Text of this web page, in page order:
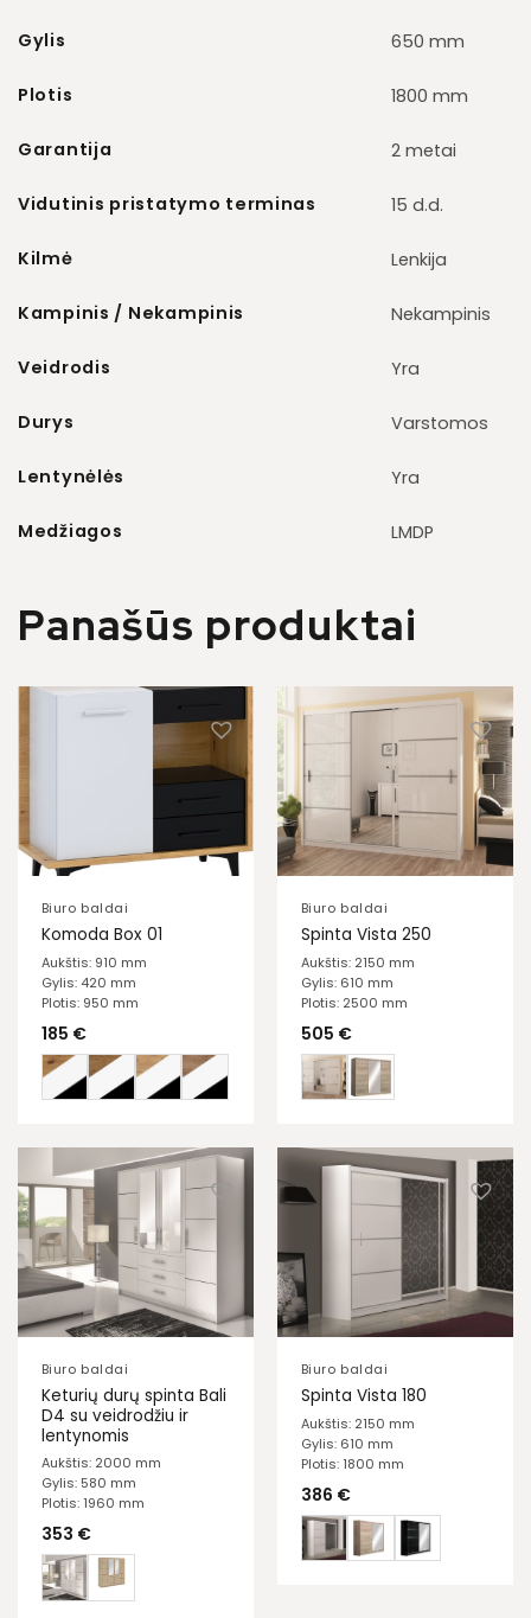
Gylis 650 mm
Plotis 1800 mm
Garantija 2 metai
Vidutinis pristatymo terminas 15 d.d.
Kilmė Lenkija
Kampinis / Nekampinis Nekampinis
Veidrodis Yra
Durys Varstomos
Lentynėlės Yra
Medžiagos LMDP
Panašūs produktai
Biuro baldai
Komoda Box 01
Aukštis: 910 mm
Gylis: 420 mm
Plotis: 950 mm
185 €
Biuro baldai
Spinta Vista 250
Aukštis: 2150 mm
Gylis: 610 mm
Plotis: 2500 mm
505 €
Biuro baldai
Keturių durų spinta Bali
D4 su veidrodžiu ir
lentynomis
Aukštis: 2000 mm
Gylis: 580 mm
Plotis: 1960 mm
353 €
Biuro baldai
Spinta Vista 180
Aukštis: 2150 mm
Gylis: 610 mm
Plotis: 1800 mm
386 €